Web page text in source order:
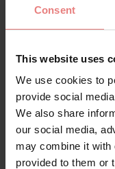
Consent
This website uses
We use cookies to
provide social
We also share
our social media,
may combine it with
provided to them or
Αφαίρεση
ή τσιμπιδάκι
γιατί μπορεί
ρίχνουν το
Υπερύψωση
περιορισμό